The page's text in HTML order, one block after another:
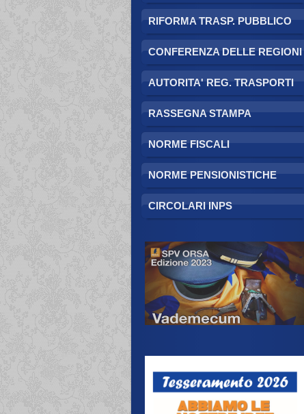
RIFORMA TRASP. PUBBLICO
CONFERENZA DELLE REGIONI
AUTORITA' REG. TRASPORTI
RASSEGNA STAMPA
NORME FISCALI
NORME PENSIONISTICHE
CIRCOLARI INPS